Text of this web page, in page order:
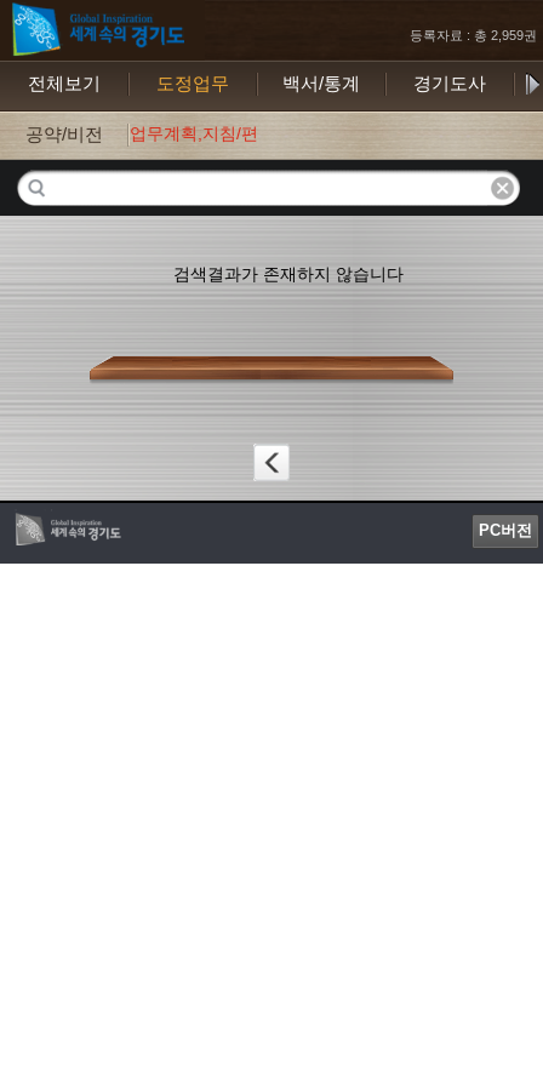
등록자료 : 총 2,959권
전체보기 도정업무 백서/통계 경기도사
공약/비전 업무계획,지침/편람
검색결과가 존재하지 않습니다
PC버전